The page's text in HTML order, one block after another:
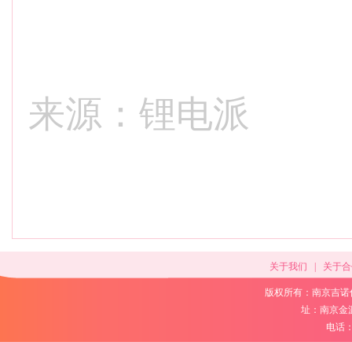
来源：锂电派
关于我们 关于
版权所有：南京吉
址：南京金
电话